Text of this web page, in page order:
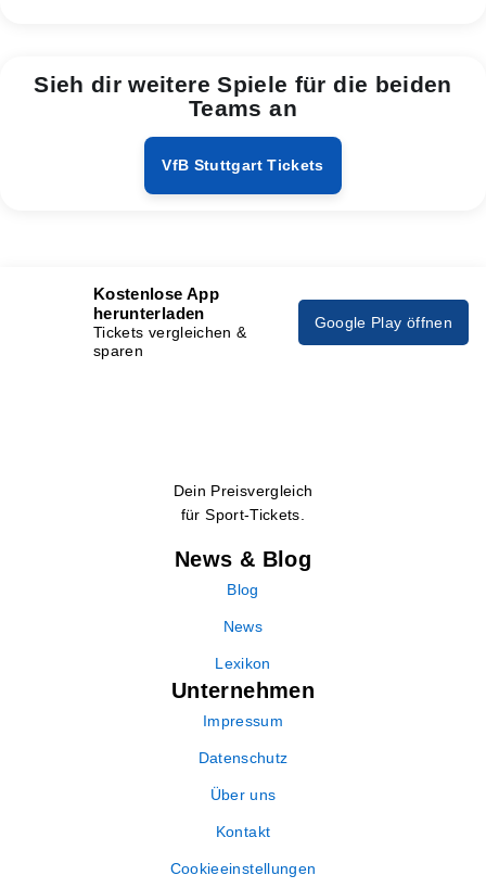
Sieh dir weitere Spiele für die beiden
Teams an
VfB Stuttgart Tickets
Kostenlose App
herunterladen
Tickets vergleichen &
sparen
Google Play öffnen
Dein Preisvergleich
für Sport-Tickets.
News & Blog
Blog
News
Lexikon
Unternehmen
Impressum
Datenschutz
Über uns
Kontakt
Cookieeinstellungen